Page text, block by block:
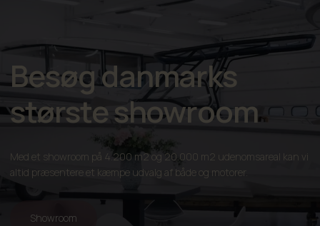
Besøg danmarks
største showroom
Med et showroom på 4.200 m2 og 20.000 m2 udenomsareal kan vi
altid præsentere et kæmpe udvalg af både og motorer.
Showroom